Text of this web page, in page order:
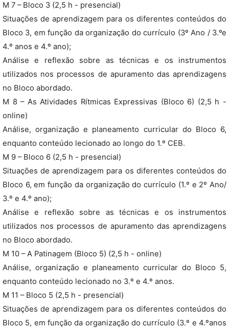
M 7 – Bloco 3 (2,5 h - presencial)
Situações de aprendizagem para os diferentes conteúdos do
Bloco 3, em função da organização do currículo (3º Ano / 3.ºe
4.º anos e 4.º ano);
Análise e reflexão sobre as técnicas e os instrumentos
utilizados nos processos de apuramento das aprendizagens
no Bloco abordado.
M 8 – As Atividades Rítmicas Expressivas (Bloco 6) (2,5 h -
online)
Análise, organização e planeamento curricular do Bloco 6,
enquanto conteúdo lecionado ao longo do 1.º CEB.
M 9 – Bloco 6 (2,5 h - presencial)
Situações de aprendizagem para os diferentes conteúdos do
Bloco 6, em função da organização do currículo (1.º e 2º Ano/
3.º e 4.º ano);
Análise e reflexão sobre as técnicas e os instrumentos
utilizados nos processos de apuramento das aprendizagens
no Bloco abordado.
M 10 – A Patinagem (Bloco 5) (2,5 h - online)
Análise, organização e planeamento curricular do Bloco 5,
enquanto conteúdo lecionado no 3.º e 4.º anos.
M 11 – Bloco 5 (2,5 h - presencial)
Situações de aprendizagem para os diferentes conteúdos do
Bloco 5, em função da organização do currículo (3.º e 4.ºanos